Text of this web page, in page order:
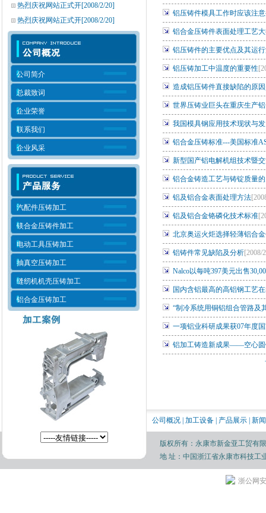
热烈庆祝网站正式开[2008/2/20]
热烈庆祝网站正式开[2008/2/20]
公司简介
总裁致词
企业荣誉
联系我们
企业风采
汽配件压铸加工
镁合金压铸件加工
电动工具压铸加工
抽真空压铸加工
缝纫机机壳压铸加工
铝合金压铸加工
铝压铸件模具工作时应该注
铝合金压铸件表面处理工艺
铝压铸件的主要优点及其运
铝压铸加工中温度的重要性
造成铝压铸件直接缺陷的原
世界压铸业巨头在重庆生产
我国模具钢应用技术现状与
铝合金压铸标准---美国标准
新型国产铝电解机组技术暨
铝合金铸造工艺与铸锭质量
铝及铝合金表面处理方法
铝及铝合金铬磷化技术标准
北京奥运火炬选择轻薄铝合
铝铸件常见缺陷及分析[2008/
Nalco以每吨397美元出售
国内含铝最高的高铝钢工艺
“制冷系统用铜铝组合管路及
一项铝业科研成果获07年度
铝加工铸造新成果——空心圆
公司概况 加工设备 产品展示 新
版权所有：永康市新金亚工贸有
地 址：中国浙江省永康市科技工
浙公网